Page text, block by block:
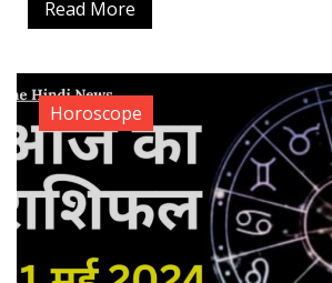
Read More
Horoscope